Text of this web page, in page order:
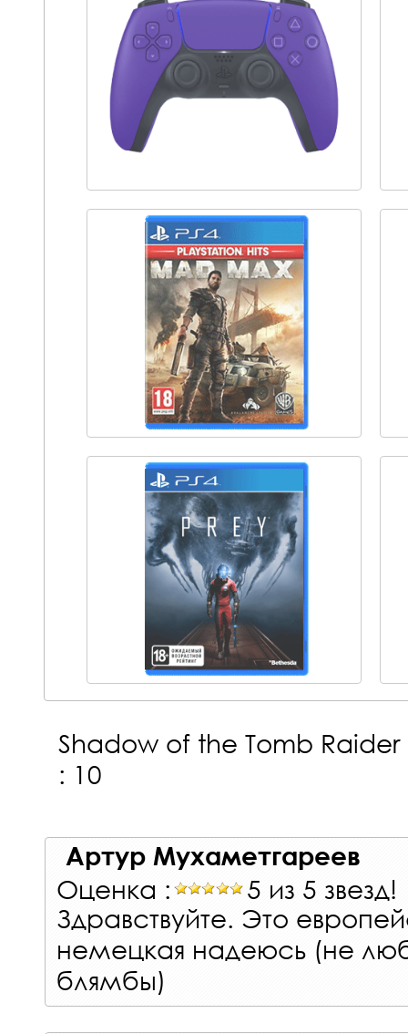
Shadow of the Tomb
: 10
Артур Мухаметгареев
Оценка :
5 из 5 звезд!
Здравствуйте. Это
немецкая надеюсь (не
блямбы)